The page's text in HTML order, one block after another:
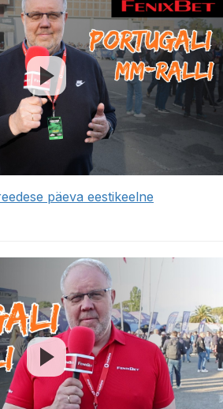
päeva eestikeelne